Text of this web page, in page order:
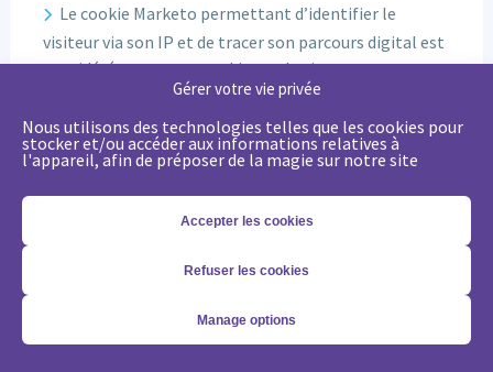
Gérer votre vie privée
Nous utilisons des technologies telles que les cookies pour
stocker et/ou accéder aux informations relatives à
l'appareil, afin de préposer de la magie sur notre site
Accepter les cookies
Refuser les cookies
Manage options
Le cookie Marketo permettant d’identifier le
visiteur via son IP et de tracer son parcours digital est
considéré comme un cookie marketing.
Cookie Banner chez Merlin/Leonard
?
“Complianz” qui nous permet de nous mettre
en conformité avec le RGPD; il propose de